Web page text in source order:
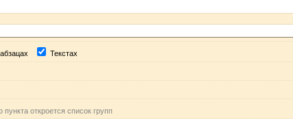
Текстах
откроется список групп